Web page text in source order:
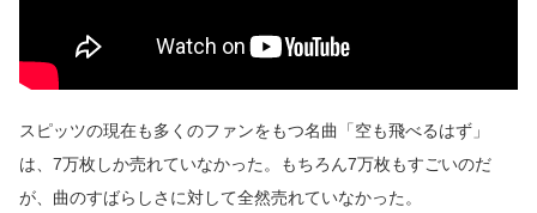
スピッツの現在も多くのファンをもつ名曲「空も飛べるはず」
は、7万枚しか売れていなかった。もちろん7万枚もすごいのだ
が、曲のすばらしさに対して全然売れていなかった。